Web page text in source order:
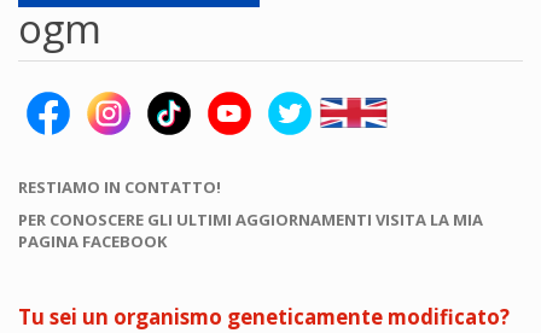
ogm
RESTIAMO IN CONTATTO!
PER CONOSCERE GLI ULTIMI AGGIORNAMENTI VISITA LA MIA
PAGINA FACEBOOK
Tu sei un organismo geneticamente modificato?